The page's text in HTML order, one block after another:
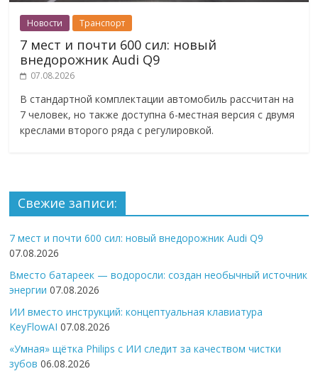
Новости Транспорт
7 мест и почти 600 сил: новый
внедорожник Audi Q9
07.08.2026
В стандартной комплектации автомобиль рассчитан на
7 человек, но также доступна 6-местная версия с двумя
креслами второго ряда с регулировкой.
Свежие записи:
7 мест и почти 600 сил: новый внедорожник Audi Q9
07.08.2026
Вместо батареек — водоросли: создан необычный источник
энергии 07.08.2026
ИИ вместо инструкций: концептуальная клавиатура
KeyFlowAI 07.08.2026
«Умная» щётка Philips с ИИ следит за качеством чистки
зубов 06.08.2026